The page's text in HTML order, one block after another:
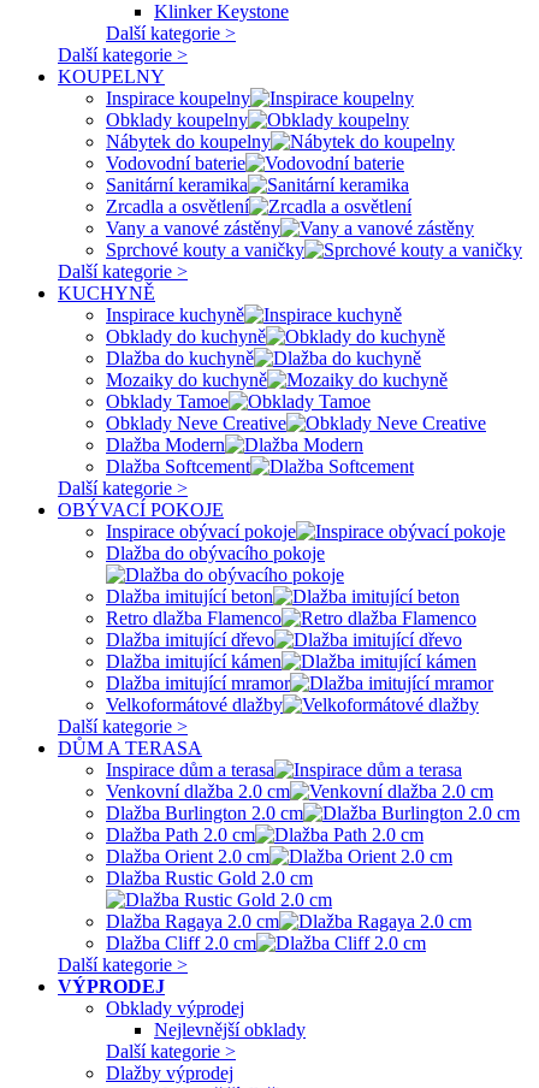
Klinker Keystone
Další kategorie >
Další kategorie >
KOUPELNY
Inspirace koupelny
Obklady koupelny
Nábytek do koupelny
Vodovodní baterie
Sanitární keramika
Zrcadla a osvětlení
Vany a vanové zástěny
Sprchové kouty a vaničky
Další kategorie >
KUCHYNĚ
Inspirace kuchyně
Obklady do kuchyně
Dlažba do kuchyně
Mozaiky do kuchyně
Obklady Tamoe
Obklady Neve Creative
Dlažba Modern
Dlažba Softcement
Další kategorie >
OBÝVACÍ POKOJE
Inspirace obývací pokoje
Dlažba do obývacího pokoje
Dlažba imitující beton
Retro dlažba Flamenco
Dlažba imitující dřevo
Dlažba imitující kámen
Dlažba imitující mramor
Velkoformátové dlažby
Další kategorie >
DŮM A TERASA
Inspirace dům a terasa
Venkovní dlažba 2.0 cm
Dlažba Burlington 2.0 cm
Dlažba Path 2.0 cm
Dlažba Orient 2.0 cm
Dlažba Rustic Gold 2.0 cm
Dlažba Ragaya 2.0 cm
Dlažba Cliff 2.0 cm
Další kategorie >
VÝPRODEJ
Obklady výprodej
Nejlevnější obklady
Další kategorie >
Dlažby výprodej